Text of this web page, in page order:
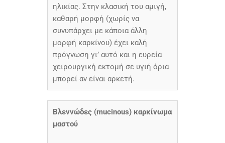
ηλικίας. Στην κλασική του αμιγή,
καθαρή μορφή (χωρίς να
συνυπάρχει με κάποια άλλη
μορφή καρκίνου) έχει καλή
πρόγνωση γι’ αυτό και η ευρεία
χειρουργική εκτομή σε υγιή όρια
μπορεί αν είναι αρκετή.
Βλεννώδες (mucinous) καρκίνωμα
μαστού